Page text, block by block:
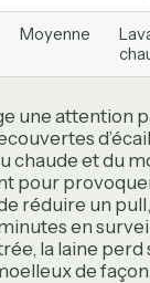
Moyenne
une attention
chaude et du
pour
réduire un
en
la laine
de